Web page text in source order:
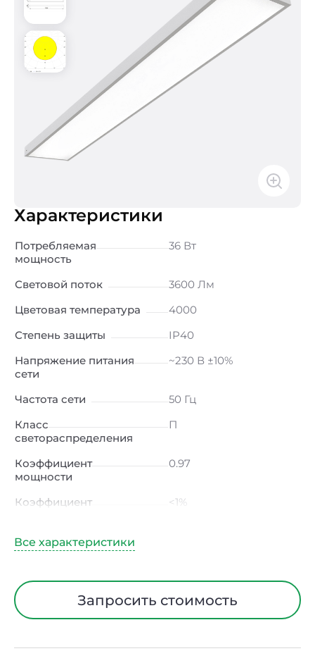
Характеристики
Потребляемая
мощность
36 Вт
Световой поток
3600 Лм
Цветовая температура
4000
Степень защиты
IP40
Напряжение питания
сети
~230 В ±10%
Частота сети
50 Гц
Класс
светораспределения
П
Коэффициент
мощности
0.97
Коэффициент
<1%
Индекс цветопередачи
Тип кривой силы света
Д (косинусная)
Угол рассеивания
120ᵒ
Запросить стоимость